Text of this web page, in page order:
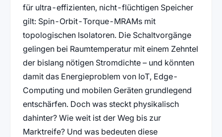
für ultra-effizienten, nicht-flüchtigen Speicher
gilt: Spin-Orbit-Torque-MRAMs mit
topologischen Isolatoren. Die Schaltvorgänge
gelingen bei Raumtemperatur mit einem Zehntel
der bislang nötigen Stromdichte – und könnten
damit das Energieproblem von IoT, Edge-
Computing und mobilen Geräten grundlegend
entschärfen. Doch was steckt physikalisch
dahinter? Wie weit ist der Weg bis zur
Marktreife? Und was bedeuten diese